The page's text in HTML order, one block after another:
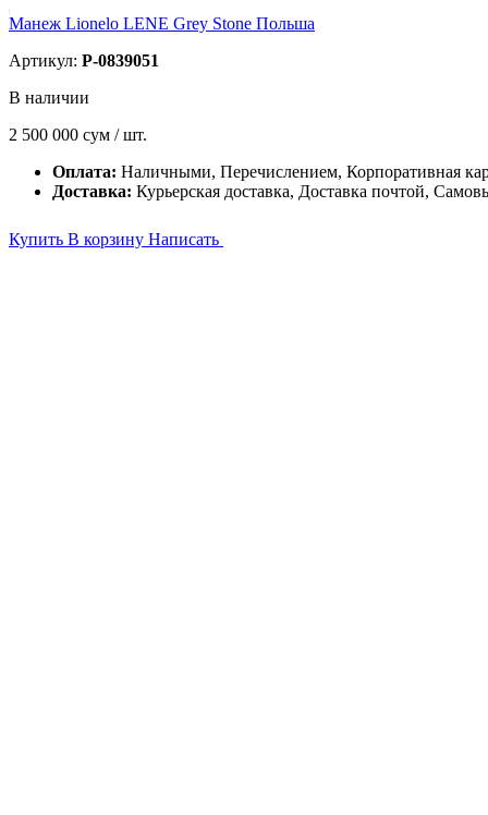
Манеж Lionelo LENE Grey Stone Польша
Артикул: P-0839051
В наличии
2 500 000 сум / шт.
Оплата: Наличными, Перечислением, Корпоративная
Доставка: Курьерская доставка, Доставка почтой,
Купить В корзину Написать